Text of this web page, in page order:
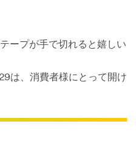
ープが手で切れると嬉しい
は、消費者様にとって開け